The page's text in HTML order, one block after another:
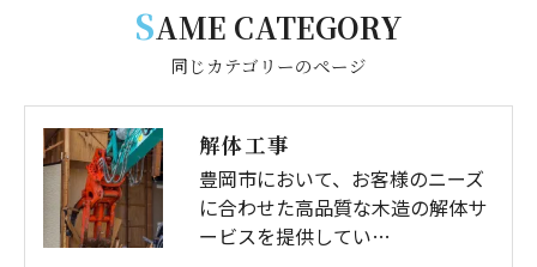
同じカテゴリーのページ
SAME CATEGORY
解体工事
豊岡市において、お客様のニーズ
に合わせた高品質な木造の解体サ
ービスを提供してい…